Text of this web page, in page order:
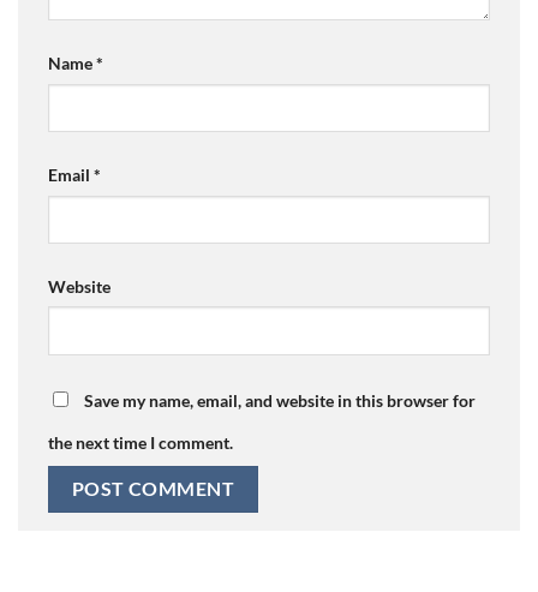
Name*
Email *
Website
Save my name, email, and website in this browser for
the next time I comment.